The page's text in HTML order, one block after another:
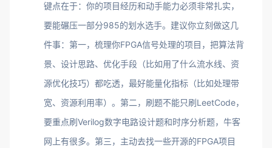
键点在于：你的项目经历和动手能力必须非常扎实，
要能碾压一部分985的划水选手。建议你立刻做这几
件事：第一，梳理你FPGA信号处理的项目，把算法背
景、设计思路、优化手段（比如用了什么流水线、资
源优化技巧）都吃透，最好能量化指标（比如处理带
宽、资源利用率）。第二，刷题不能只刷LeetCode，
要重点刷Verilog数字电路设计题和时序分析题，牛客
网上有很多。第三，主动去找一些开源的FPGA项目